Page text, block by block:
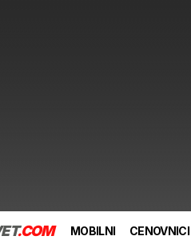
.COM MOBILNI CENOVNICI